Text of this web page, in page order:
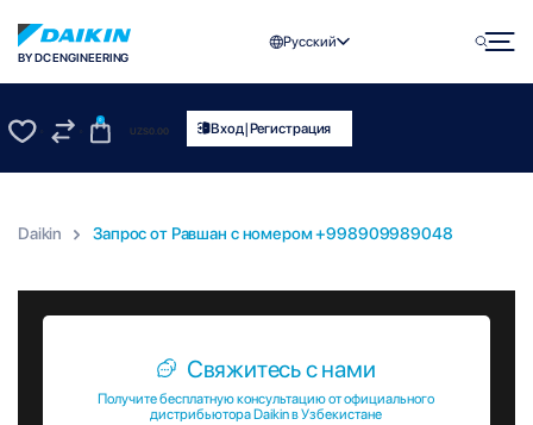
BY DC ENGINEERING
Русский
0
UZS0.00 Вход|Регистрация
Daikin Запрос от Равшан c номером +998909989048
Свяжитесь с нами
Получите бесплатную консультацию от официального
дистрибьютора Daikin в Узбекистане